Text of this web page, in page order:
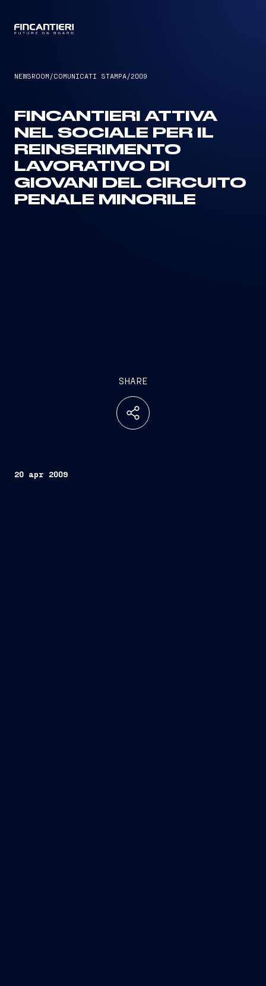
NEWSROOM /COMUNICATI STAMPA/2009
FINCANTIERI ATTIVA
NEL SOCIALE PER IL
REINSERIMENTO
LAVORATIVO DI
GIOVANI DEL CIRCUITO
PENALE MINORILE
SHARE
20 apr 2009